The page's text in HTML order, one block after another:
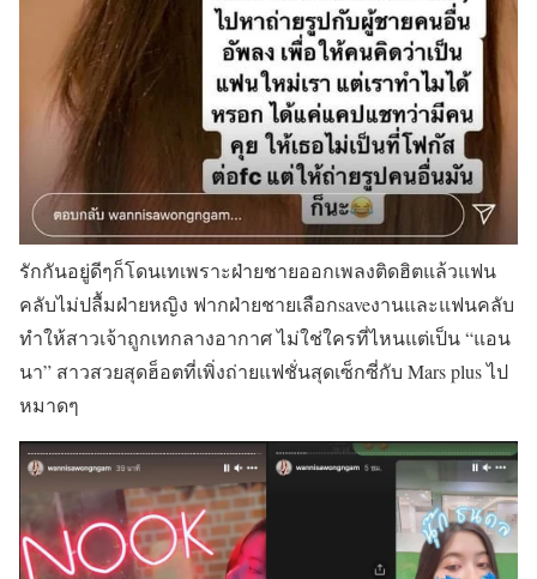
รักกันอยู่ดีๆก็โดนเทเพราะฝ่ายชายออกเพลงติดฮิตแล้วแฟน
คลับไม่ปลื้มฝ่ายหญิง ฟากฝ่ายชายเลือกsaveงานและแฟนคลับ
ทำให้สาวเจ้าถูกเทกลางอากาศ ไม่ใช่ใครที่ไหนแต่เป็น “แอน
นา” สาวสวยสุดฮ็อตที่เพิ่งถ่ายแฟชั่นสุดเซ็กซี่กับ Mars plus ไป
หมาดๆ